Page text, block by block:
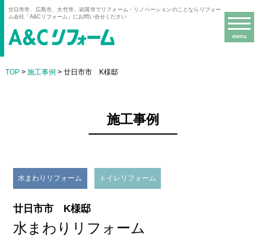
廿日市市、広島市、大竹市、岩国市でリフォーム・リノベーションのことならリフォー
ム会社「A&Cリフォーム」にお問い合せください
menu
TOP> 施工事例 > 廿日市市 K様邸
施工事例
水まわりリフォーム トイレリフォーム
廿日市市 K様邸
水まわりリフォーム